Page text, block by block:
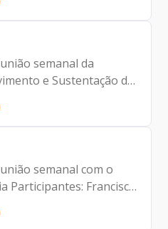
(Presidente da
semanal da
e Sustentação de
da Prodam) André
semanal com o
da Prodam)
(Assessor da